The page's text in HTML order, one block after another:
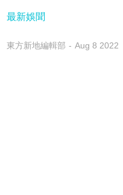
最新娛聞
東方新地編輯部 Aug 8 2022